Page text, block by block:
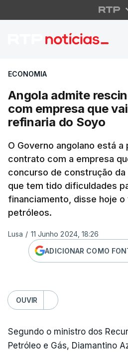
Angola
ECONOMIA
Angola admite
com empresa que
refinaria do Soyo
O Governo angolano está
contrato com a empresa
concurso de construção da
que tem tido dificuldades
financiamento, disse hoje
petróleos.
Lusa / 11 Junho 2024, 18:26
ADICIONAR COMO
OUVIR
Segundo o ministro dos
Petróleo e Gás, Diamantino